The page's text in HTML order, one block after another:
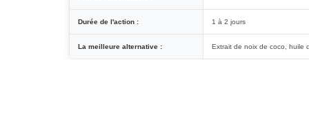
Durée de l'action : 1 à 2 jours
La meilleure alternative : Extrait de noix de coco, huile